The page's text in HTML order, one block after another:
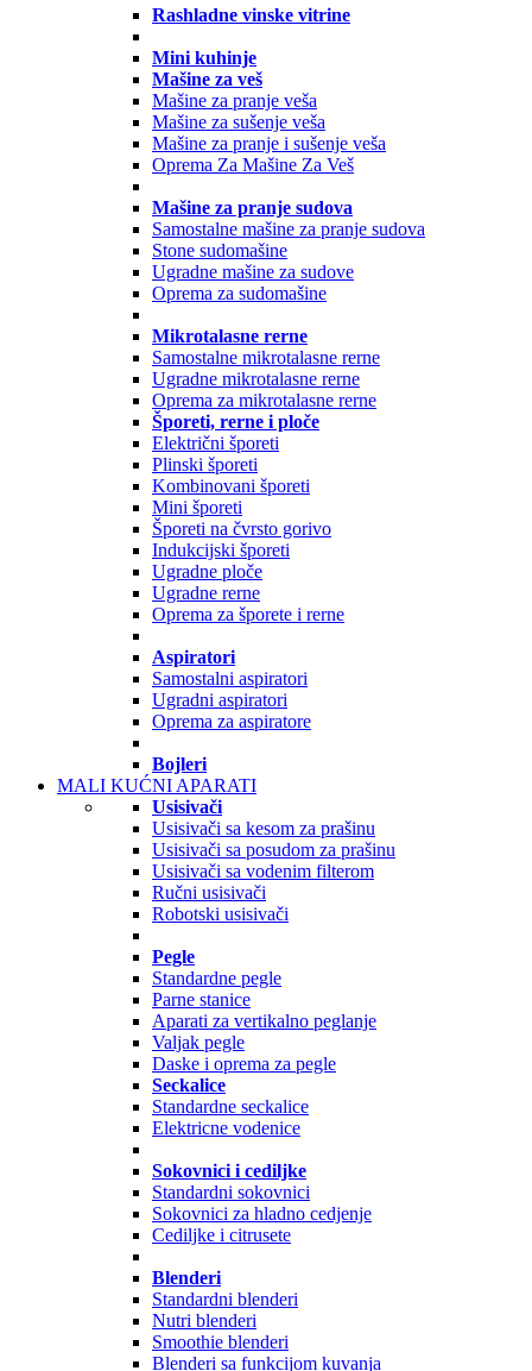
Rashladne vinske vitrine
Mini kuhinje
Mašine za veš
Mašine za pranje veša
Mašine za sušenje veša
Mašine za pranje i sušenje veša
Oprema Za Mašine Za Veš
Mašine za pranje sudova
Samostalne mašine za pranje sudova
Stone sudomašine
Ugradne mašine za sudove
Oprema za sudomašine
Mikrotalasne rerne
Samostalne mikrotalasne rerne
Ugradne mikrotalasne rerne
Oprema za mikrotalasne rerne
Šporeti, rerne i ploče
Električni šporeti
Plinski šporeti
Kombinovani šporeti
Mini šporeti
Šporeti na čvrsto gorivo
Indukcijski šporeti
Ugradne ploče
Ugradne rerne
Oprema za šporete i rerne
Aspiratori
Samostalni aspiratori
Ugradni aspiratori
Oprema za aspiratore
Bojleri
MALI KUĆNI APARATI
Usisivači
Usisivači sa kesom za prašinu
Usisivači sa posudom za prašinu
Usisivači sa vodenim filterom
Ručni usisivači
Robotski usisivači
Pegle
Standardne pegle
Parne stanice
Aparati za vertikalno peglanje
Valjak pegle
Daske i oprema za pegle
Seckalice
Standardne seckalice
Elektricne vodenice
Sokovnici i cediljke
Standardni sokovnici
Sokovnici za hladno cedjenje
Cediljke i citrusete
Blenderi
Standardni blenderi
Nutri blenderi
Smoothie blenderi
Blenderi sa funkcijom kuvanja